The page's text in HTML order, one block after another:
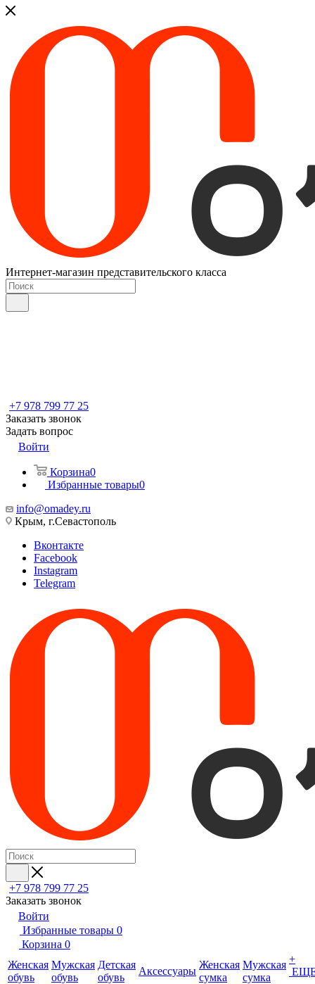
Интернет-магазин представительского класса
+7 978 799 77 25
Заказать звонок
Задать вопрос
Войти
Корзина0
Избранные товары0
info@omadey.ru
Крым, г.Севастополь
Вконтакте
Facebook
Instagram
Telegram
+7 978 799 77 25
Заказать звонок
Войти
Избранные товары 0
Корзина 0
Женская
обувь
Мужская
обувь
Детская
обувь
Аксессуары
Женская
сумка
Мужская
сумка
+